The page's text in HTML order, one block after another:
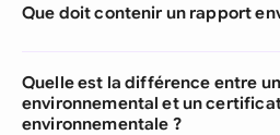
Que doit contenir un rapport
Quelle est la différence entre
environnemental et un
environnementale ?